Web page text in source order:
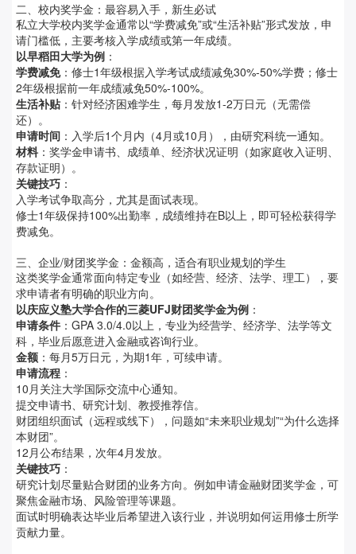
二、校内奖学金：最容易入手，新生必试
私立大学校内奖学金通常以“学费减免”或“生活补贴”形式发放，申
请门槛低，主要考核入学成绩或第一年成绩。
以早稻田大学为例 ：
学费减免：修士1年级根据入学考试成绩减免30%-50%学费；修士
2年级根据前一年成绩减免50%-100%。
生活补贴：针对经济困难学生，每月发放1-2万日元（无需偿
还）。
申请时间 ：入学后1个月内（4月或10月），由研究科统一通知。
材料 ：奖学金申请书、成绩单、经济状况证明（如家庭收入证明、
存款证明）。
关键技巧 ：
入学考试争取高分，尤其是面试表现。
修士1年级保持100%出勤率，成绩维持在B以上，即可轻松获得学
费减免。
三、企业/财团奖学金：金额高，适合有职业规划的学生
这类奖学金通常面向特定专业（如经营、经济、法学、理工），要
求申请者有明确的职业方向。
以庆应义塾大学合作的三菱UFJ财团奖学金为例 ：
申请条件 ：GPA 3.0/4.0以上，专业为经营学、经济学、法学等文
科，毕业后愿意进入金融或咨询行业。
金额 ：每月5万日元，为期1年，可续申请。
申请流程 ：
10月关注大学国际交流中心通知。
提交申请书、研究计划、教授推荐信。
财团组织面试（远程或线下），问题如“未来职业规划”“为什么选择
本财团”。
12月公布结果，次年4月发放。
关键技巧 ：
研究计划尽量贴合财团的业务方向。例如申请金融财团奖学金，可
聚焦金融市场、风险管理等课题。
面试时明确表达毕业后希望进入该行业，并说明如何运用修士所学
贡献力量。